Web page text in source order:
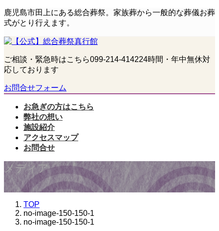
コ
ン
ン
へ
ス
キ
ッ
ナ
ビ
ー
ョ
ン
に
移
鹿児島市田上にある総合葬祭。家族葬から一般的な葬儀お葬
式がとり行えます。
ご相談・緊急時はこちら099-214-414224時間・年中無休対
応しております
お問合せフォーム
お急ぎの方はこちら
弊社の想い
施設紹介
アクセスマップ
お問合せ
メディア
TOP
no-image-150-150-1
no-image-150-150-1